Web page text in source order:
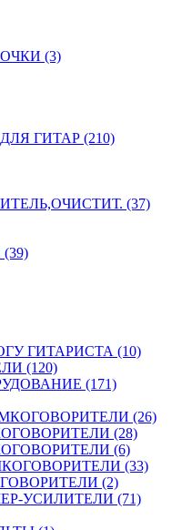
(3)
ГИТАР (210)
(37)
ГИТАРИСТА (10)
(120)
(171)
(26)
(28)
(6)
(33)
(2)
УСИЛИТЕЛИ (71)